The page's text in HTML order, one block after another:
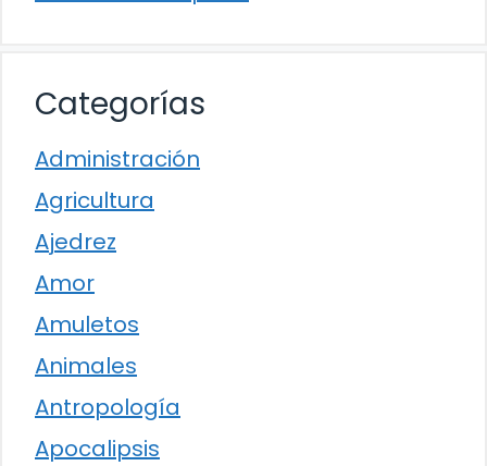
Categorías
Administración
Agricultura
Ajedrez
Amor
Amuletos
Animales
Antropología
Apocalipsis